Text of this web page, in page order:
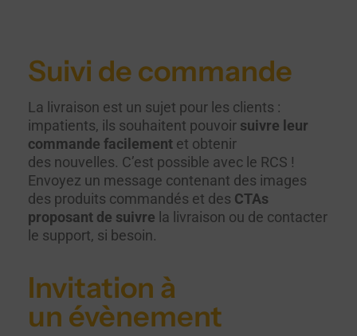
Suivi de commande
La livraison est un sujet pour les clients :
impatients, ils souhaitent pouvoir suivre leur
commande facilement et obtenir
des nouvelles. C’est possible avec le RCS !
Envoyez un message contenant des images
des produits commandés et des CTAs
proposant de suivre la livraison ou de contacter
le support, si besoin.
Invitation à
un évènement